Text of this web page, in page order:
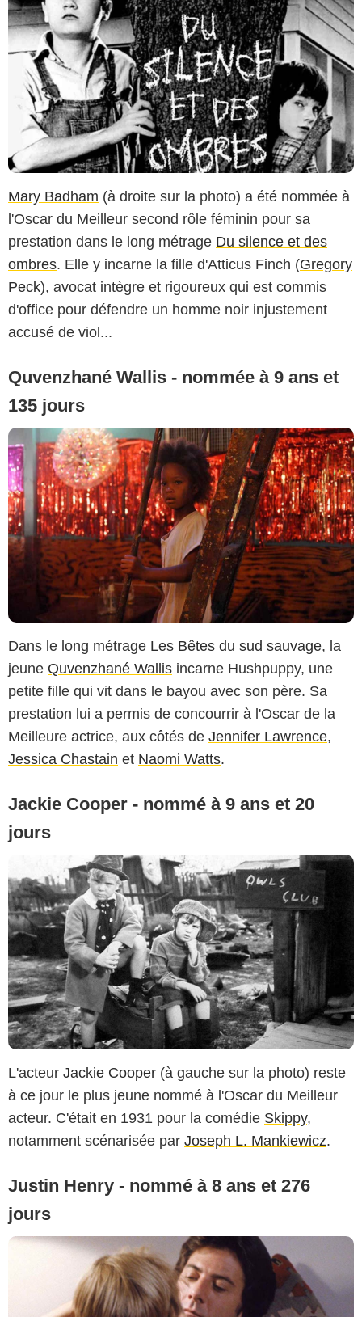
Mary Badham (à droite sur la photo) a été nommée à
l'Oscar du Meilleur second rôle féminin pour sa
prestation dans le long métrage Du silence et des
ombres. Elle y incarne la fille d'Atticus Finch (Gregory
Peck), avocat intègre et rigoureux qui est commis
d'office pour défendre un homme noir injustement
accusé de viol...
Quvenzhané Wallis - nommée à 9 ans et
135 jours
Dans le long métrage Les Bêtes du sud sauvage, la
jeune Quvenzhané Wallis incarne Hushpuppy, une
petite fille qui vit dans le bayou avec son père. Sa
prestation lui a permis de concourrir à l'Oscar de la
Meilleure actrice, aux côtés de Jennifer Lawrence,
Jessica Chastain et Naomi Watts.
Jackie Cooper - nommé à 9 ans et 20
jours
L'acteur Jackie Cooper (à gauche sur la photo) reste
à ce jour le plus jeune nommé à l'Oscar du Meilleur
acteur. C'était en 1931 pour la comédie Skippy,
notamment scénarisée par Joseph L. Mankiewicz.
Justin Henry - nommé à 8 ans et 276
jours